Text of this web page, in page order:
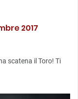
2017
scatena il Toro! Ti